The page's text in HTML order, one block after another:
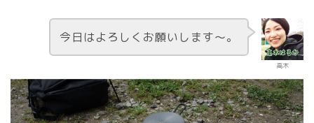
高木
今日はよろしくお願いします〜。